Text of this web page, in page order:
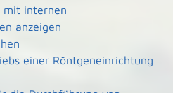
mit internen
anzeigen
einer Röntgeneinrichtung